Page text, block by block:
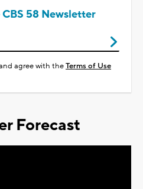
58 Newsletter
agree with theTerms of Use
Forecast